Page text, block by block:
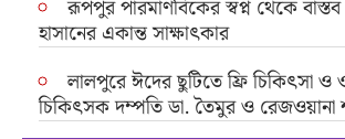
রূপপুর পারমাণবিকের স্বপ্ন থেকে
হাসানের একান্ত সাক্ষাৎকার
লালপুরে ঈদের ছুটিতে ফ্রি চিকিৎসা ও
চিকিৎসক দম্পতি ডা. তৈমুর ও রেজওয়ানা